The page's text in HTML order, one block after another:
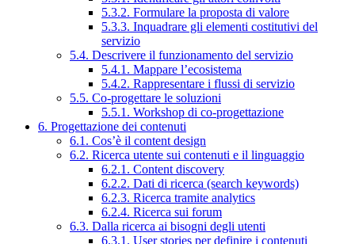
5.3.2. Formulare la proposta di valore
5.3.3. Inquadrare gli elementi costitutivi del
servizio
5.4. Descrivere il funzionamento del servizio
5.4.1. Mappare l’ecosistema
5.4.2. Rappresentare i flussi di servizio
5.5. Co-progettare le soluzioni
5.5.1. Workshop di co-progettazione
6. Progettazione dei contenuti
6.1. Cos’è il content design
6.2. Ricerca utente sui contenuti e il linguaggio
6.2.1. Content discovery
6.2.2. Dati di ricerca (search keywords)
6.2.3. Ricerca tramite analytics
6.2.4. Ricerca sui forum
6.3. Dalla ricerca ai bisogni degli utenti
6.3.1. User stories per definire i contenuti